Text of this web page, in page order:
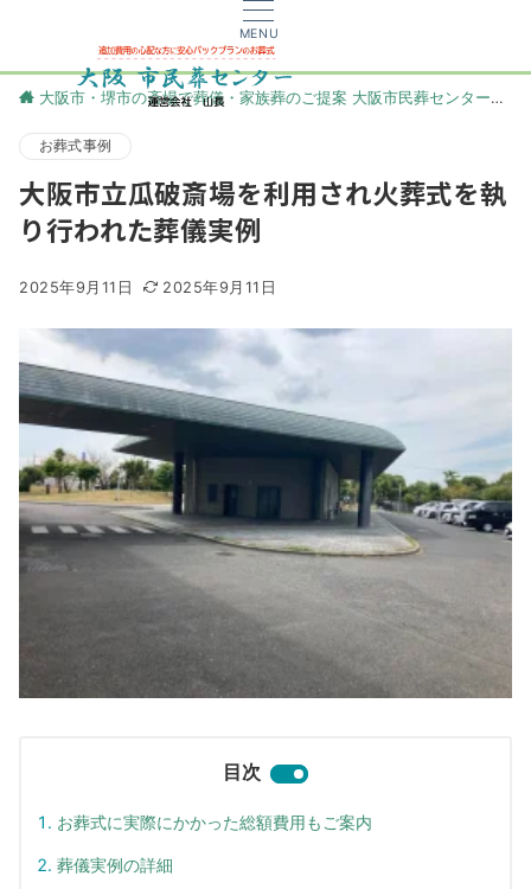
MENU
大阪市・堺市の斎場で葬儀・家族葬のご提案 大阪市民葬センター
お葬式事例
大阪市立瓜破斎場を利用され火葬式を執
り行われた葬儀実例
2025年9月11日 2025年9月11日
目次
お葬式に実際にかかった総額費用もご案内
葬儀実例の詳細